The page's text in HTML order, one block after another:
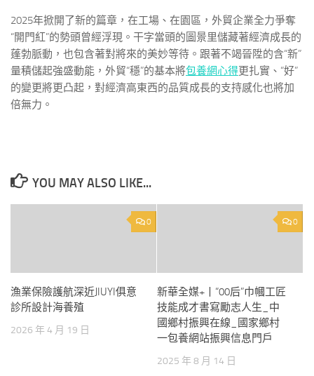
2025年掀開了新的篇章，在工場、在園區，外貿企業全力爭奪
“開門紅”的勢頭曾經浮現。干字當頭的圖景里儲藏著經濟成長的
蓬勃脈動，也包含著對將來的美妙等待。跟著不竭晉陞的含“新”
量積儲起強盛動能，外貿“穩”的基本將包養網心得更扎實、“好”
的變更將更凸起，對經濟高東西的品質成長的支持感化也將加
倍無力。
YOU MAY ALSO LIKE...
0
漁業保險護航深近JIUYI俱意
診所設計海養殖
2026 年 4 月 19 日
0
新華全媒+丨“00后”巾幗工匠
技能成才書寫勵志人生_中
國鄉村振興在線_國家鄉村
一包養網站振興信息門戶
2025 年 8 月 14 日